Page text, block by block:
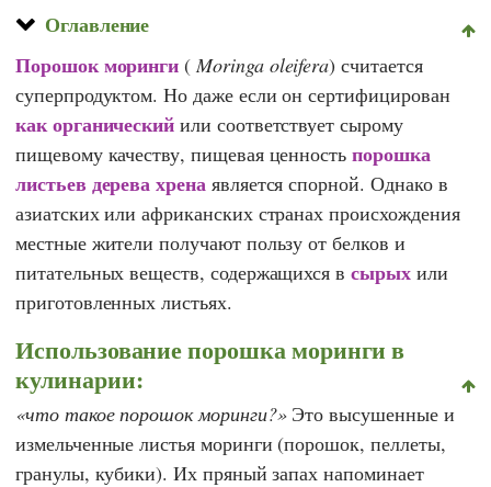
Оглавление
Порошок моринги ( Moringa oleifera) считается
суперпродуктом. Но даже если он сертифицирован
как органический или соответствует сырому
пищевому качеству, пищевая ценностьпорошка
листьев дерева хрена является спорной. Однако в
азиатских или африканских странах происхождения
местные жители получают пользу от белков и
питательных веществ, содержащихся всырыхили
приготовленных листьях.
Использование порошка моринги в
кулинарии:
что такое порошок моринги? Это высушенные и
измельченные листья моринги (порошок, пеллеты,
гранулы, кубики). Их пряный запах напоминает